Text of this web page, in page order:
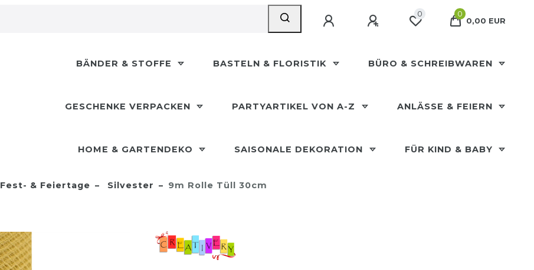
0
0
0,00 EUR
BÄNDER & STOFFE BASTELN & FLORISTIK BÜRO & SCHREIBWAREN
GESCHENKE VERPACKEN PARTYARTIKEL VON A-Z ANLÄSSE & FEIERN
HOME & GARTENDEKO SAISONALE DEKORATION FÜR KIND & BABY
Fest- & Feiertage Silvester 9m Rolle Tüll 30cm